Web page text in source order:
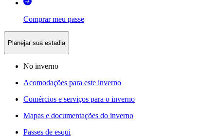
Comprar meu passe
Planejar sua estadia
No inverno
Acomodações para este inverno
Comércios e serviços para o inverno
Mapas e documentações do inverno
Passes de esqui